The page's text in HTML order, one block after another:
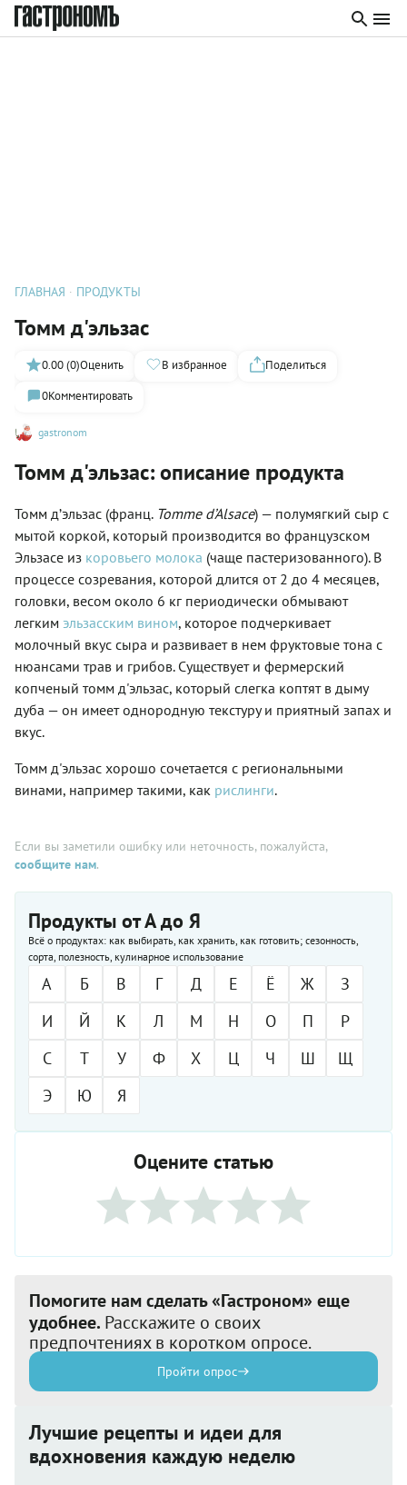
ГЛАВНАЯ ПРОДУКТЫ
Томм д'эльзас
gastronom
0.00 (0)Оценить В избранное
Поделиться
0Комментировать
Томм д'эльзас: описание продукта
Томм д’эльзас (франц. Tomme d’Alsace) — полумягкий сыр с
мытой коркой, который производится во французском
Эльзасе из коровьего молока (чаще пастеризованного). В
процессе созревания, которой длится от 2 до 4 месяцев,
головки, весом около 6 кг периодически обмывают
легким эльзасским вином, которое подчеркивает
молочный вкус сыра и развивает в нем фруктовые тона с
нюансами трав и грибов. Существует и фермерский
копченый томм д'эльзас, который слегка коптят в дыму
дуба — он имеет однородную текстуру и приятный запах и
вкус.
Томм д'эльзас хорошо сочетается с региональными
винами, например такими, как рислинги.
Если вы заметили ошибку или неточность, пожалуйста,
сообщите нам.
Продукты от А до Я
Всё о продуктах: как выбирать, как хранить, как готовить; сезонность,
сорта, полезность, кулинарное использование
А Б В Г Д Е Ё Ж
З
И
Й К Л М Н О П
Р
С
Т У Ф Х Ц Ч Ш
Щ
Э
Ю Я
Оцените статью
Помогите нам сделать «Гастроном» еще
удобнее. Расскажите о своих
предпочтениях в коротком опросе.
Пройти опрос
Лучшие рецепты и идеи для
вдохновения каждую неделю